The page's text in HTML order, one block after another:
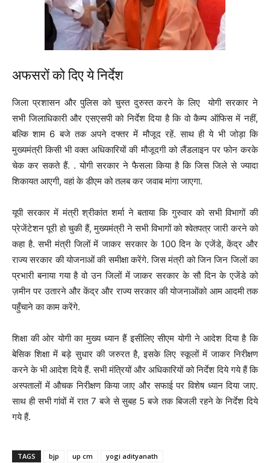
अफसरों को दिए ये निर्देश
जिला प्रशासन और पुलिस को चुस्त दुरुस्त करने के लिए योगी सरकार ने
सभी जिलाधिकारी और एसएसपी को निर्देश दिया है कि वो कैम्प ऑफिस में नहीं,
बल्कि शाम 6 बजे तक अपने दफ्तर में मौजूद रहें. साथ ही ये भी जोड़ा कि
मुख्यमंत्री किसी भी वक्त अधिकारियों की मौजूदगी को लैंडलाइन पर फोन करके
चेक कर सकते हैं. . योगी सरकार ने फैसला किया है कि जिस जिले से ज्यादा
शिकायत आएगी, वहां के डीएम को तलब कर जवाब मांगा जाएगा.
यूपी सरकार में मंत्री श्रीकांत शर्मा ने बताया कि गुरुवार को सभी विभागों की
प्रेजेंटेशन पूरी हो चुकी हैं, मुख्यमंत्री ने सभी विभागों को श्वेतपत्र जारी करने को
कहा है. सभी मंत्री जिलों में जाकर सरकार के 100 दिन के एजेंडे, केंद्र और
राज्य सरकार की योजनाओं की समीक्षा करेंगे. जिस मंत्री को जिन जिन जिलों का
प्रभारी बनाया गया है वो उन जिलों में जाकर सरकार के सौ दिन के एजेंडे को
ज़मीन पर उतारने और केंद्र और राज्य सरकार की योजनाओंको आम आदमी तक
पहुँचाने का काम करेंगे.
शिक्षा की ओर योगी का मुख्य ध्यान हैं इसीलिए सीएम योगी ने आदेश दिया है कि
बेसिक शिक्षा में बड़े सुधार की जरुरत है, इसके लिए स्कूलों में जाकर निरीक्षण
करने के भी आदेश दिये हैं. सभी मंत्रियों और अधिकारियों को निर्देश दिये गये हैं कि
अस्पतालों में औचक निरीक्षण किया जाए और सफाई पर विशेष ध्यान दिया जाए.
साथ ही सभी गांवों में रात 7 बजे से सुबह 5 बजे तक बिजली रहने के निर्देश दिये
गये हैं.
TAGS bjp up cm yogi adityanath